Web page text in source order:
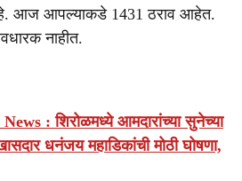
आज आपल्याकडे 1431 ठराव आहेत.
नाहीत.
: शिरोळमध्ये आमदारांच्या सुनेच्या
धनंजय महाडिकांची मोठी घोषणा,